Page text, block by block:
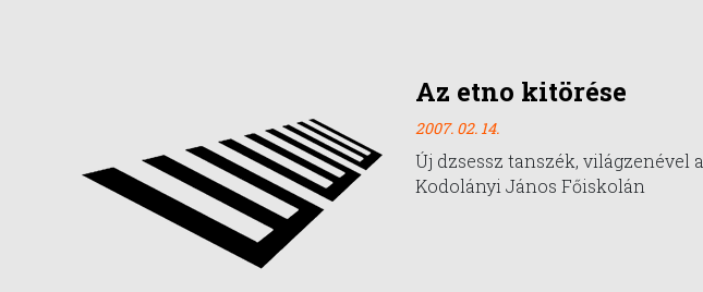
Az etno kitörése
2007. 02. 14.
Új dzsessz tanszék, világzenével a
Kodolányi János Főiskolán